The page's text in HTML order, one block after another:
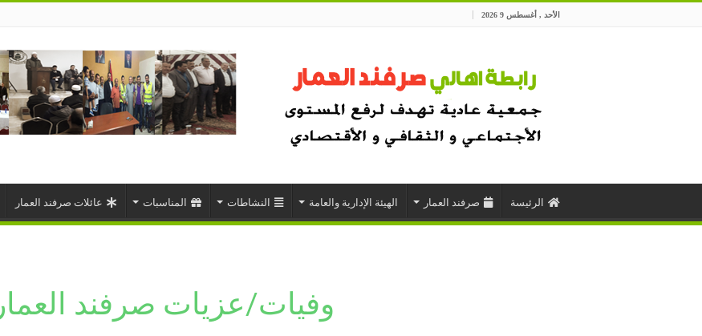
الأحد , أغسطس 9 2026
الرئيسة صرفند العمار الهيئة الإدارية والعامة النشاطات المناسبات عائلات صرفند العمار
وفيات/عزيات صرفند العمار